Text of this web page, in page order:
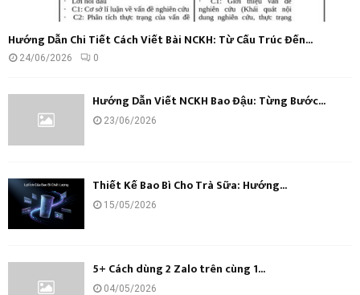
Hướng Dẫn Chi Tiết Cách Viết Bài NCKH: Từ Cấu Trúc Đến...
24/06/2026 0
Hướng Dẫn Viết NCKH Bao Đậu: Từng Bước...
23/06/2026
Thiết Kế Bao Bì Cho Trà Sữa: Hướng...
15/05/2026
5+ Cách dùng 2 Zalo trên cùng 1...
04/05/2026